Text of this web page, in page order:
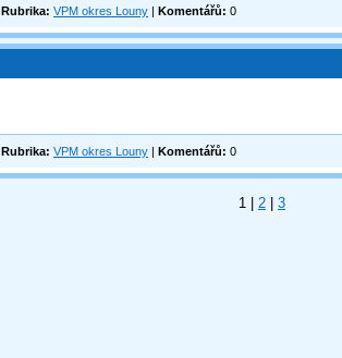
Rubrika: VPM okres Louny | Komentářů: 0
Rubrika: VPM okres Louny | Komentářů: 0
1 2
3